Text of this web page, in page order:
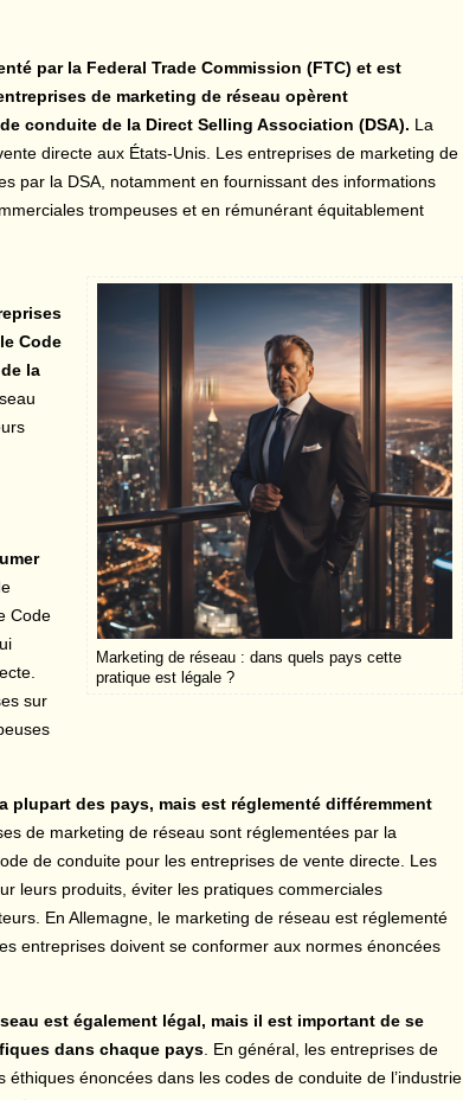
par la Federal Trade Commission (FTC) et est
de marketing de réseau opèrent
conduite de la Direct Selling Association (DSA). La
directe aux États-Unis. Les entreprises de marketing de
par la DSA, notamment en fournissant des informations
trompeuses et en rémunérant équitablement
Marketing de réseau : dans quels pays cette
pratique est légale ?
Code
la
Code
sur
plupart des pays, mais est réglementé différemment
de marketing de réseau sont réglementées par la
de conduite pour les entreprises de vente directe. Les
leurs produits, éviter les pratiques commerciales
En Allemagne, le marketing de réseau est réglementé
entreprises doivent se conformer aux normes énoncées
est également légal, mais il est important de se
dans chaque pays . En général, les entreprises de
énoncées dans les codes de conduite de l’industrie